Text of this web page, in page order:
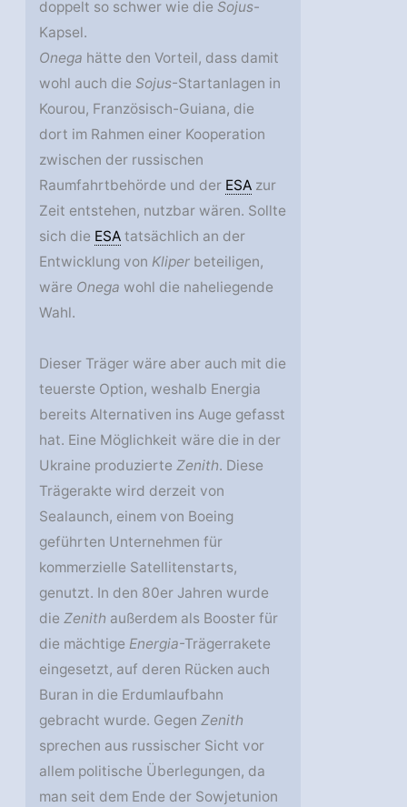
doppelt so schwer wie dieSojus-
Kapsel.
Onega hätte den Vorteil, dass damit
wohl auch dieSojus-Startanlagen in
Kourou, Französisch-Guiana, die
dort im Rahmen einer Kooperation
zwischen der russischen
Raumfahrtbehörde und der ESA zur
Zeit entstehen, nutzbar wären. Sollte
sich die ESA tatsächlich an der
Entwicklung vonKliper beteiligen,
wäre Onega wohl die naheliegende
Wahl.
Dieser Träger wäre aber auch mit die
teuerste Option, weshalb Energia
bereits Alternativen ins Auge gefasst
hat. Eine Möglichkeit wäre die in der
Ukraine produzierteZenith. Diese
Trägerakte wird derzeit von
Sealaunch, einem von Boeing
geführten Unternehmen für
kommerzielle Satellitenstarts,
genutzt. In den 80er Jahren wurde
dieZenith außerdem als Booster für
die mächtigeEnergia-Trägerrakete
eingesetzt, auf deren Rücken auch
Buran in die Erdumlaufbahn
gebracht wurde. GegenZenith
sprechen aus russischer Sicht vor
allem politische Überlegungen, da
man seit dem Ende der Sowjetunion